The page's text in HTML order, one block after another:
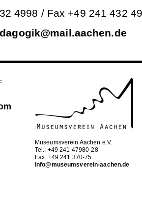
4998 / Fax +49 241 432
Museumsverein Aachen e.V.
Tel.: +49 241 47980-28
Fax: +49 241 370-75
info@museumsverein-aachen.de